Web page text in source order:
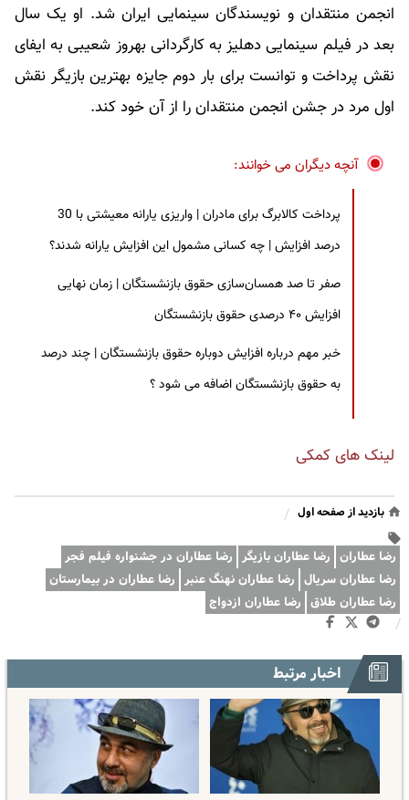
انجمن منتقدان و نویسندگان سینمایی ایران شد. او یک سال
بعد در فیلم سینمایی دهلیز به کارگردانی بهروز شعیبی به ایفای
نقش پرداخت و توانست برای بار دوم جایزه بهترین بازیگر نقش
اول مرد در جشن انجمن منتقدان را از آن خود کند.
آنچه دیگران می خوانند:
پرداخت کالابرگ برای مادران | واریزی یارانه معیشتی با 30
درصد افزایش | چه کسانی مشمول این افزایش یارانه شدند؟
صفر تا صد همسان‌سازی حقوق بازنشستگان | زمان نهایی
افزایش ۴۰ درصدی حقوق بازنشستگان
خبر مهم درباره افزایش دوباره حقوق بازنشستگان | چند درصد
به حقوق بازنشستگان اضافه می شود ؟
لینک های کمکی
بازدید از صفحه اول /
رضا عطاران رضا عطاران بازیگر
رضا عطاران در جشنواره فیلم فجر
رضا عطاران سریال رضا عطاران نهنگ عنبر
رضا عطاران در بیمارستان
رضا عطاران طلاق رضا عطاران ازدواج
/
اخبار مرتبط